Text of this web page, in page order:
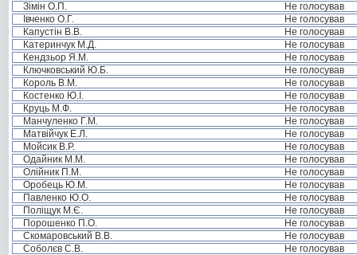
Зімін О.П.
Не голосував
Івченко О.Г.
Не голосував
Капустін В.В.
Не голосував
Катеринчук М.Д.
Не голосував
Кендзьор Я.М.
Не голосував
Ключковський Ю.Б.
Не голосував
Король В.М.
Не голосував
Костенко Ю.І.
Не голосував
Круць М.Ф.
Не голосував
Манчуленко Г.М.
Не голосував
Матвійчук Е.Л.
Не голосував
Мойсик В.Р.
Не голосував
Одайник М.М.
Не голосував
Олійник П.М.
Не голосував
Оробець Ю.М.
Не голосував
Павленко Ю.О.
Не голосував
Поліщук М.Є.
Не голосував
Порошенко П.О.
Не голосував
Скомаровський В.В.
Не голосував
Соболєв С.В.
Не голосував